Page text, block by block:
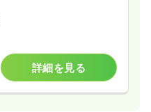
詳細を見る